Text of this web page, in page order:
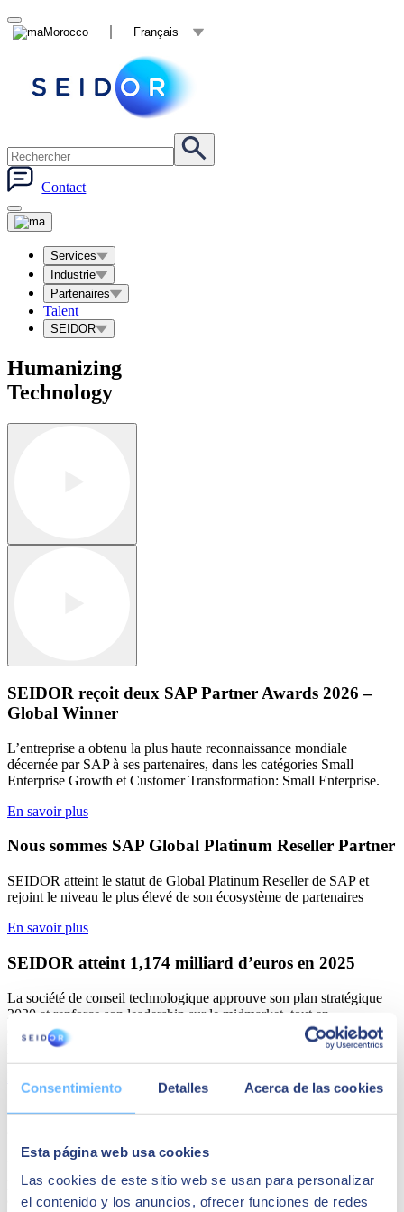
Consentimiento Detalles Acerca de las cookies
Esta página web usa cookies
Las cookies de este sitio web se usan para personalizar
el contenido y los anuncios, ofrecer funciones de redes
Morocco Français
Contact
Services
Industrie
Partenaires
Talent
SEIDOR
Humanizing
Technology
SEIDOR reçoit deux SAP Partner Awards 2026 –
Global Winner
L’entreprise a obtenu la plus haute reconnaissance mondiale
décernée par SAP à ses partenaires, dans les catégories Small
Enterprise Growth et Customer Transformation: Small Enterprise.
En savoir plus
Nous sommes SAP Global Platinum Reseller Partner
SEIDOR atteint le statut de Global Platinum Reseller de SAP et
rejoint le niveau le plus élevé de son écosystème de partenaires
En savoir plus
SEIDOR atteint 1,174 milliard d’euros en 2025
La société de conseil technologique approuve son plan stratégique
2030 et renforce son leadership sur le midmarket, tout en
consolidant sa position auprès des grandes entreprises et du secteur
public.
SEIDOR atteint 1 125 millions d'euros de revenus et
professionnels vise une croissance à deux chiffres en 2025 et
ambitionne de doubler son chiffre d'affaires d'ici cinq ans